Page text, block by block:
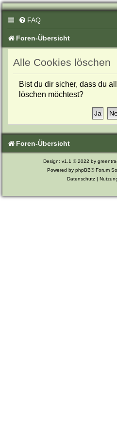
FAQ
Foren-Übersicht
Alle Cookies löschen
Bist du dir sicher, dass du
löschen möchtest?
Foren-Übersicht
Design: v1.1 © 2022 by
Powered by phpBB®Forum
Datenschutz |